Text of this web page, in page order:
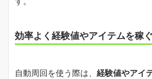
効率よく経験値やアイテムを稼
自動周回を使う際は、 経験値やアイ